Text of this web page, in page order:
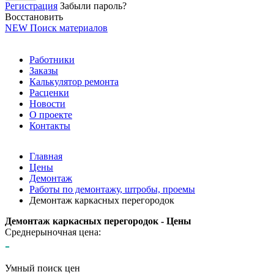
Регистрация Забыли пароль?
Восстановить
NEW Поиск материалов
Работники
Заказы
Калькулятор ремонта
Расценки
Новости
О проекте
Контакты
Главная
Цены
Демонтаж
Работы по демонтажу, штробы, проемы
Демонтаж каркасных перегородок
Демонтаж каркасных перегородок - Цены
Среднерыночная цена:
-
Умный поиск цен